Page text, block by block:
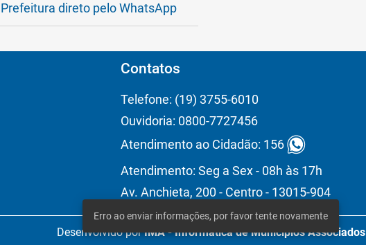
direto pelo WhatsApp
Contatos
Telefone: (19) 3755-6010
Ouvidoria: 0800-7727456
Atendimento ao Cidadão: 156
Atendimento: Seg a Sex - 08h às 17h
Av. Anchieta, 200 - Centro - 13015-904
Desenvolvido porIMA - Informática de Municípios Associados